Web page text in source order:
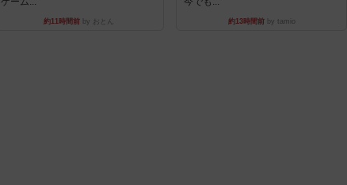
約11時間前by おとん 約13時間前by tamio